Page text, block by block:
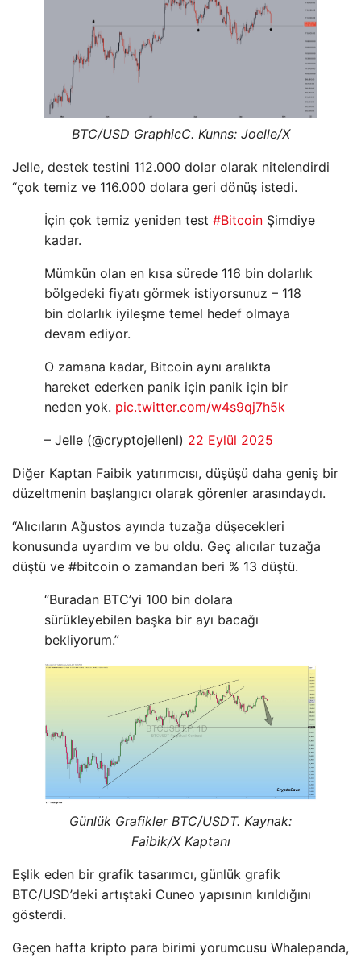
BTC/USD GraphicC. Kunns: Joelle/X
Jelle, destek testini 112.000 dolar olarak nitelendirdi
“çok temiz ve 116.000 dolara geri dönüş istedi.
İçin çok temiz yeniden test #Bitcoin Şimdiye
kadar.
Mümkün olan en kısa sürede 116 bin dolarlık
bölgedeki fiyatı görmek istiyorsunuz – 118
bin dolarlık iyileşme temel hedef olmaya
devam ediyor.
O zamana kadar, Bitcoin aynı aralıkta
hareket ederken panik için panik için bir
neden yok. pic.twitter.com/w4s9qj7h5k
– Jelle (@cryptojellenl) 22 Eylül 2025
Diğer Kaptan Faibik yatırımcısı, düşüşü daha geniş bir
düzeltmenin başlangıcı olarak görenler arasındaydı.
“Alıcıların Ağustos ayında tuzağa düşecekleri
konusunda uyardım ve bu oldu. Geç alıcılar tuzağa
düştü ve #bitcoin o zamandan beri % 13 düştü.
“Buradan BTC’yi 100 bin dolara
sürükleyebilen başka bir ayı bacağı
bekliyorum.”
Günlük Grafikler BTC/USDT. Kaynak:
Faibik/X Kaptanı
Eşlik eden bir grafik tasarımcı, günlük grafik
BTC/USD’deki artıştaki Cuneo yapısının kırıldığını
gösterdi.
Geçen hafta kripto para birimi yorumcusu Whalepanda,